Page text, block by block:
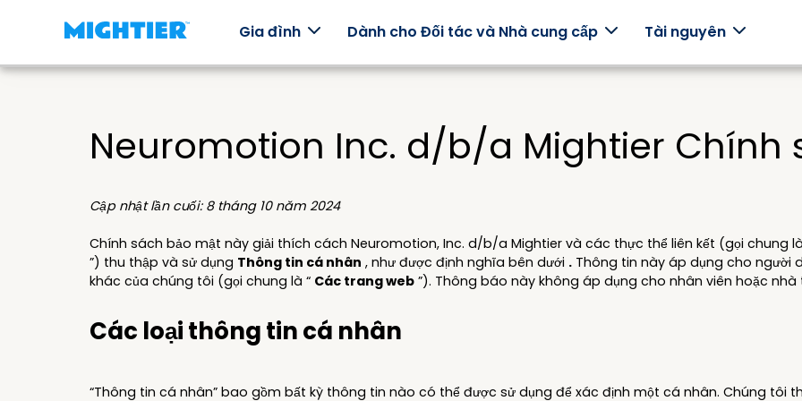
Gia đình Dành cho Đối tác và Nhà cung cấp Tài nguyên
Cách
hoạt
Làm sao
Mightier
Trò chơi
xây dựng
kỹ năng
Trò chơi
chúng
Thế giới để
khám phá,
nhân vật
thập và
một khu
Gói kỹ
Khám phá
thông qua
chơi ngoại
tuyến.
Ý kiến
Mightier gia
đình.
Tuyển
bằng chương
trình tập
trung vào gia
đình.
Bác sĩ Trường
được xây
dựng
cùng
tế
Cung
sóc
Neuromotion Inc. d/b/a Mightier Chính
Cập nhật lần cuối: 8 tháng 10 năm 2024
Chính sách bảo mật này giải thích cách Neuromotion, Inc. d/b/a Mightier và các thực thể liên kết (gọi chung
”) thu thập và sử dụng Thông tin cá nhân , như được định nghĩa bên dưới .Thông tin này áp dụng cho người
khác của chúng tôi (gọi chung là “ Các trang web”). Thông báo này không áp dụng cho nhân viên hoặc nhà
Các loại thông tin cá nhân
“Thông tin cá nhân” bao gồm bất kỳ thông tin nào có thể được sử dụng để xác định một cá nhân. Chúng tôi